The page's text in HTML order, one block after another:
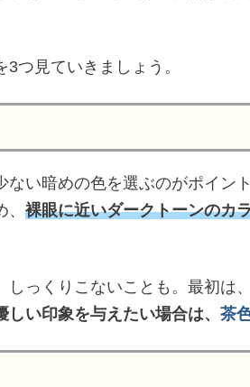
つ見ていきましょう。
ない暗めの色を選ぶのがポイン
裸眼に近いダークトーンのカ
っくりこないことも。最初は
しい印象を与えたい場合は、 茶